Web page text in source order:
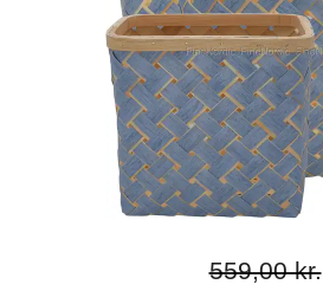
559,00 kr.